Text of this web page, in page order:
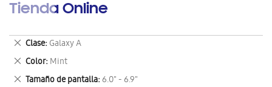
Tienda Online
Clase Galaxy A
Eliminar
este
artículo
Color Mint
Eliminar
este
Tamaño de pantalla 6.0" - 6.9"
Eliminar